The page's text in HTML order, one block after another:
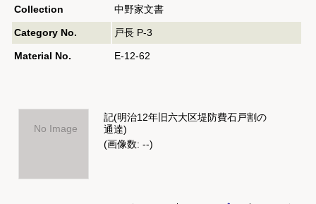
Collection 中野家文書
Category No. 戸長 P-3
Material No. E-12-62
No Image
記(明治12年旧六大区堤防費石戸割の
通達)
(画像数: --)